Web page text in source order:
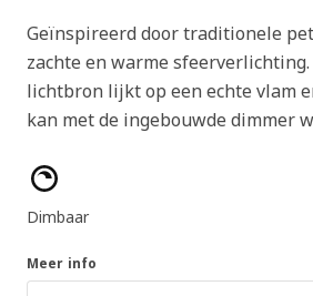
Geïnspireerd door traditionele
zachte en warme
lichtbron lijkt op een echte vlam
kan met de ingebouwde dimmer
Producteigenschappen
Dimbaar
Meer info